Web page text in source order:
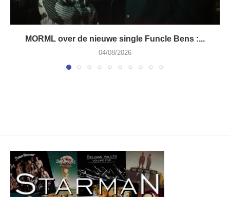
MORML over de nieuwe single Funcle Bens :...
04/08/2026